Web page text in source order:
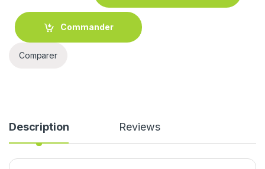
Commander
Comparer
Description Reviews